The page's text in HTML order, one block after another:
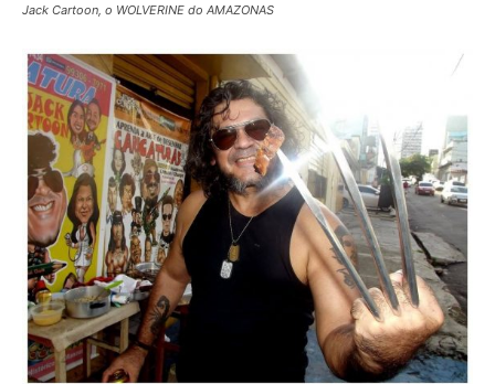
Jack Cartoon, o WOLVERINE do AMAZONAS